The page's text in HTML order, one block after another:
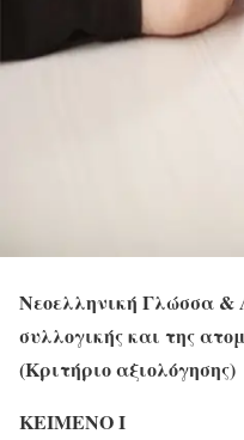
Νεοελληνική Γλώσσα &
συλλογικής και της
(Κριτήριο αξιολόγησης)
ΚΕΙΜΕΝΟ Ι